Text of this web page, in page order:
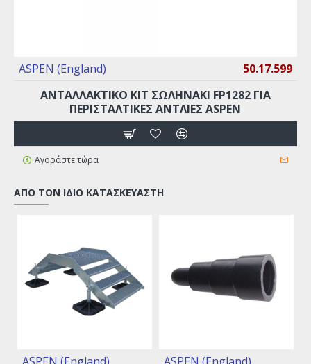
ASPEN (England)
50.17.599
ΑΝΤΑΛΛΑΚΤΙΚΟ KIT ΣΩΛΗΝΑΚΙ FP1282 ΓΙΑ
ΠΕΡΙΣΤΑΛΤΙΚΕΣ ΑΝΤΛΊΕΣ ASPEN
Αγοράστε τώρα
ΑΠΌ ΤΟΝ ΊΔΙΟ ΚΑΤΑΣΚΕΥΑΣΤΉ